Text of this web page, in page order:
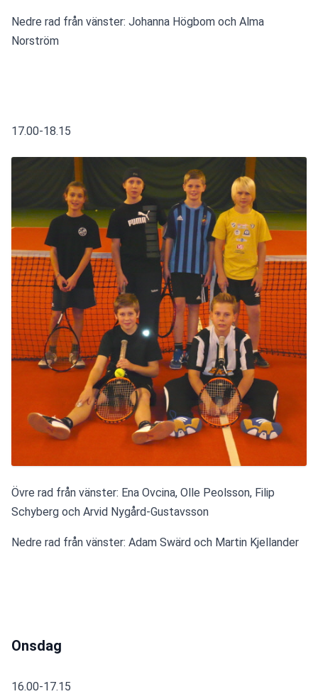
Nedre rad från vänster: Johanna Högbom och Alma
Norström
17.00-18.15
Övre rad från vänster: Ena Ovcina, Olle Peolsson, Filip
Schyberg och Arvid Nygård-Gustavsson
Nedre rad från vänster: Adam Swärd och Martin Kjellander
Onsdag
16.00-17.15